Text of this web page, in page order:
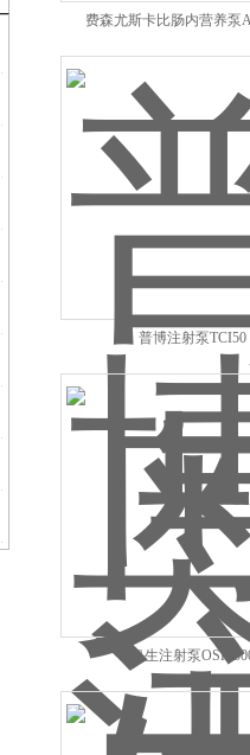
费森尤斯卡比肠内营养泵
普博注射泵TCI50
奥生注射泵OSP-